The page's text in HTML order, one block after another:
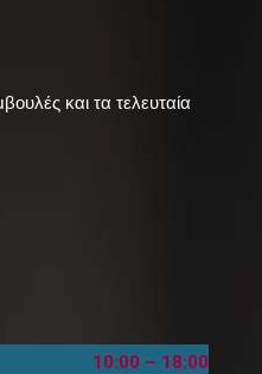
και τα τελευταία
10:00 – 18:00